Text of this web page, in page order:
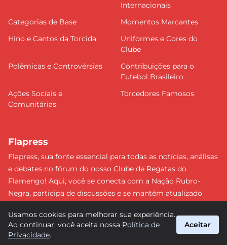
Internacionais
Categorias de Base
Momentos Marcantes
Hino e Cantos da Torcida
Uniformes e Cores do
Clube
Polêmicas e Controvérsias
Contribuições para o
Futebol Brasileiro
Ações Sociais e
Comunitárias
Torcedores Famosos
Flapress
Flapress, sua fonte essencial para todas as notícias, análises
e debates no fórum do nosso Clube de Regatas do
Flamengo! Aqui, você se conecta com a Nação Rubro-
Negra, participa de discussões e se mantém atualizado
lance e esteja sempre à frente, junto da torcida mais
apaixonada do Brasil! #Flamengo #Flapress
Usamos cookies para melhorar sua experiência.
Ao continuar, você aceita nossa Política de
Privacidade.
Aceitar